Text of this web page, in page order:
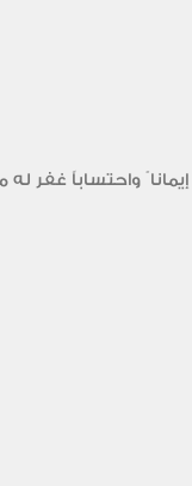
واحتساباً غفر